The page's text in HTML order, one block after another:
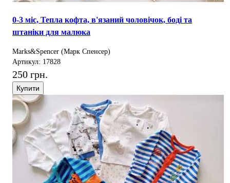
0-3 міс, Тепла кофта, в'язаний чоловічок, боді та
штаніки для малюка
Marks&Spencer (Марк Спенсер)
Артикул: 17828
250 грн.
Купити